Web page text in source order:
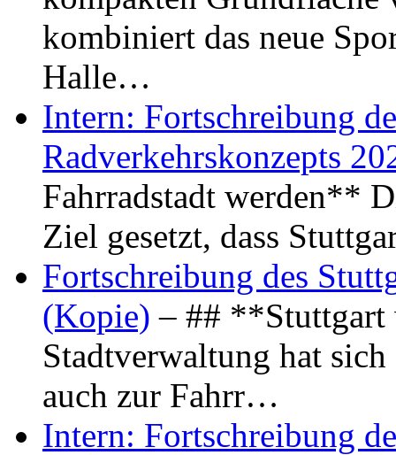
kombiniert das neue
Halle…
Intern: Fortschreibung
Radverkehrskonzepts
Fahrradstadt werden**
Ziel gesetzt, dass
Fortschreibung des
(Kopie) – ## **Stuttgart
Stadtverwaltung hat
auch zur Fahrr…
Intern: Fortschreibung